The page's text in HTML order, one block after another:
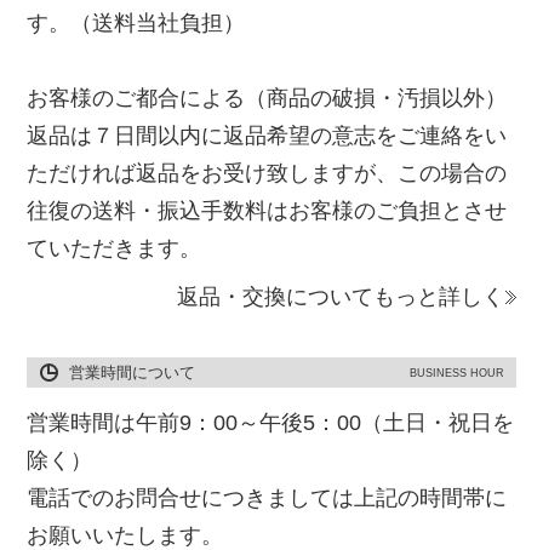
す。（送料当社負担）
お客様のご都合による（商品の破損・汚損以外）
返品は７日間以内に返品希望の意志をご連絡をい
ただければ返品をお受け致しますが、この場合の
往復の送料・振込手数料はお客様のご負担とさせ
ていただきます。
返品・交換についてもっと詳しく
営業時間について BUSINESS HOUR
営業時間は午前9：00～午後5：00（土日・祝日を
除く）
電話でのお問合せにつきましては上記の時間帯に
お願いいたします。